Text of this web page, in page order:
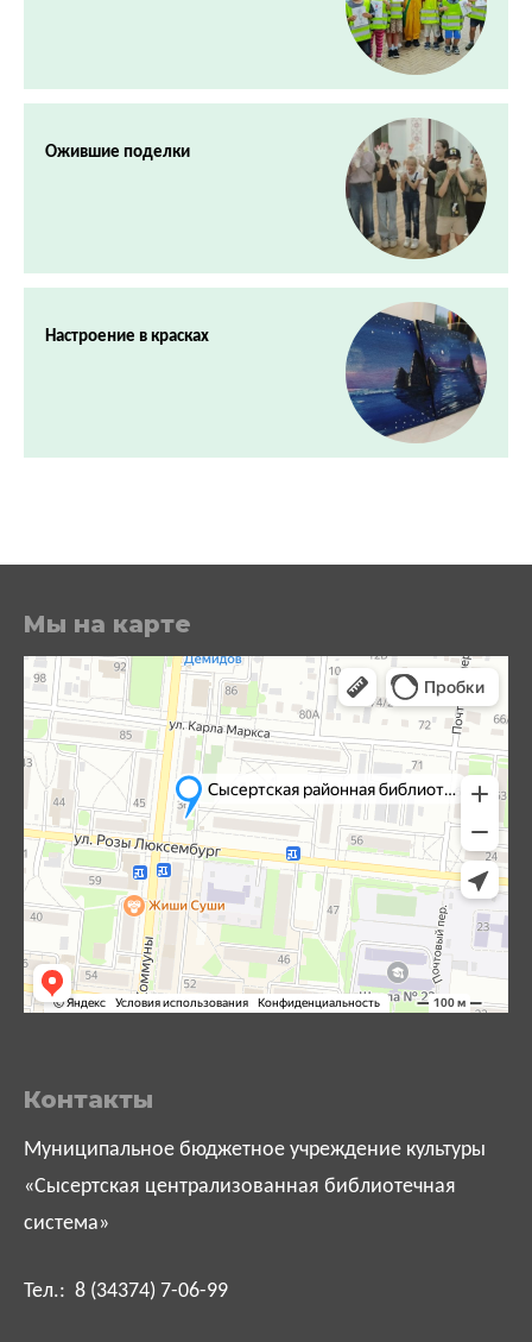
Ожившие поделки
Настроение в красках
Мы на карте
Контакты
Муниципальное бюджетное учреждение культуры
«Сысертская централизованная библиотечная
система»
Тел.: 8 (34374) 7-06-99